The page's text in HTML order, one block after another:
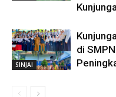
SINJAI
di